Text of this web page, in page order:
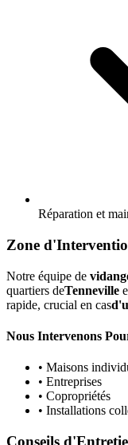
Réparation et
Zone
Notre équipe de
quartiers deTenneville
rapide, crucial en cas
Nous Intervenons
• Maisons
• Entreprises
• Copropriétés
• Installations
Conseils